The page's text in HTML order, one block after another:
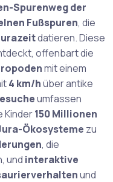
Spurenweg der
Fußspuren, die
datieren. Diese
offenbart die
mit einem
4 km/hüber antike
umfassen
Kinder150 Millionen
Ökosysteme zu
, die
und interaktive
und